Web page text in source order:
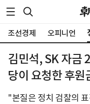
조선경제 오피니언
김민석, SK 자금
당이 요청한 후
"본질은 정치 검찰의